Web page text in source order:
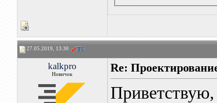
27.05.2019, 13:30
kalkpro
Новичок
Re: